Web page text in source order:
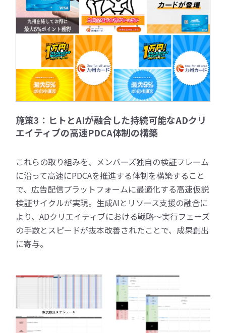
施策3：ヒトとAIが融合した持続可能なADクリ
エイティブの高速PDCA体制の構築
これらの取り組みを、メンバーズ独自の検証フレーム
に沿って高速にPDCAを推進する体制を構築すること
で、広告配信プラットフォームに最適化する高速仮説
検証サイクルが実現。生成AIとリソース支援の融合に
より、ADクリエイティブにおける戦略～実行フェーズ
の手数とスピードが抜本改善されたことで、成果創出
に寄与。